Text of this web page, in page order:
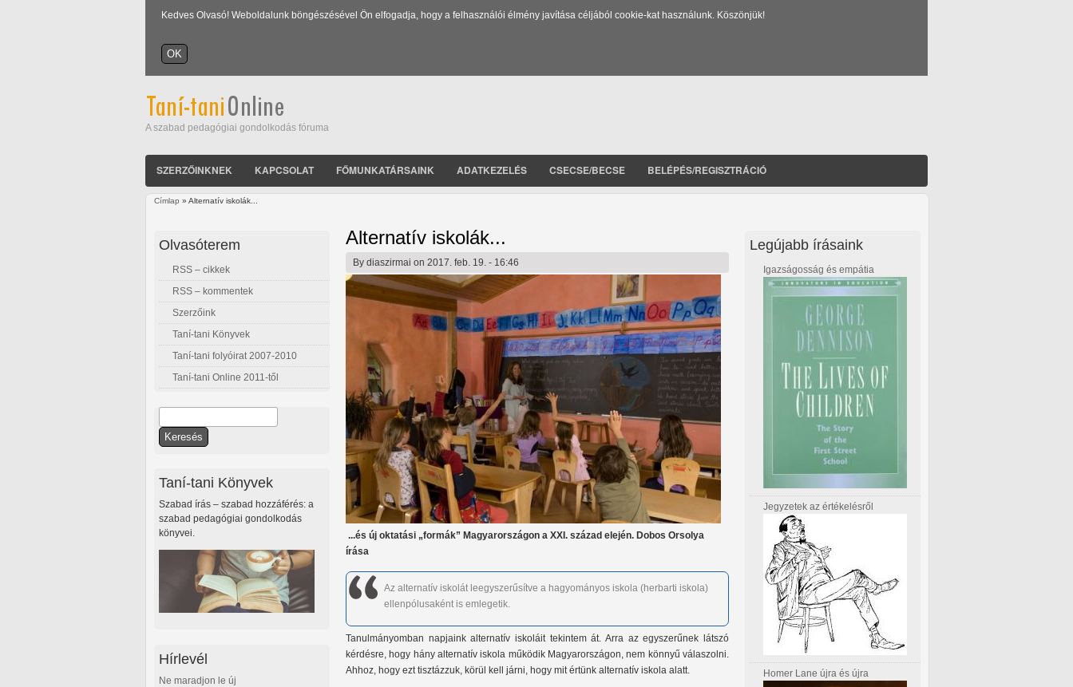
Kedves Olvasó! Weboldalunk böngészésével Ön elfogadja, hogy a felhasználói élmény javítása céljából cookie-kat használunk. Köszönjük!
A szabad pedagógiai gondolkodás fóruma
SZERZŐINKNEK KAPCSOLAT FŐMUNKATÁRSAINK ADATKEZELÉS CSECSE/BECSE BELÉPÉS/REGISZTRÁCIÓ
Címlap » Alternatív iskolák...
Alternatív iskolák...
By diaszirmai on 2017. feb. 19. - 16:46
...és új oktatási „formák” Magyarországon a XXI. század elején. Dobos Orsolya
írása
Az alternatív iskolát leegyszerűsítve a hagyományos iskola (herbarti iskola)
ellenpólusaként is emlegetik.
Tanulmányomban napjaink alternatív iskoláit tekintem át. Arra az egyszerűnek látszó
kérdésre, hogy hány alternatív iskola működik Magyarországon, nem könnyű válaszolni.
Ahhoz, hogy ezt tisztázzuk, körül kell járni, hogy mit értünk alternatív iskola alatt.
Olvasóterem
RSS – cikkek
RSS – kommentek
Szerzőink
Taní-tani Könyvek
Taní-tani folyóirat 2007-2010
Taní-tani Online 2011-től
Keresés űrlap
Taní-tani Könyvek
Szabad írás – szabad hozzáférés: a
szabad pedagógiai gondolkodás
könyvei.
Hírlevél
Ne maradjon le új
Legújabb írásaink
Igazságosság és empátia
Jegyzetek az értékelésről
Homer Lane újra és újra